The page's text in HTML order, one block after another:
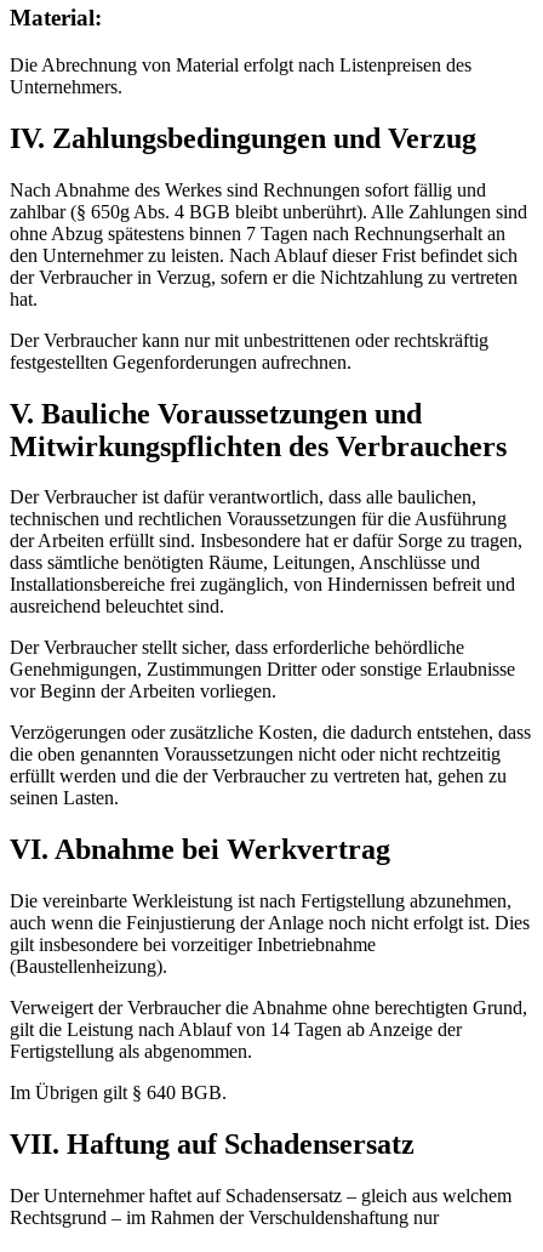
Material:
Die Abrechnung von Material erfolgt nach Listenpreisen des
Unternehmers.
IV. Zahlungsbedingungen und Verzug
Nach Abnahme des Werkes sind Rechnungen sofort fällig und
zahlbar (§ 650g Abs. 4 BGB bleibt unberührt). Alle Zahlungen sind
ohne Abzug spätestens binnen 7 Tagen nach Rechnungserhalt an
den Unternehmer zu leisten. Nach Ablauf dieser Frist befindet sich
der Verbraucher in Verzug, sofern er die Nichtzahlung zu vertreten
hat.
Der Verbraucher kann nur mit unbestrittenen oder rechtskräftig
festgestellten Gegenforderungen aufrechnen.
V. Bauliche Voraussetzungen und
Mitwirkungspflichten des Verbrauchers
Der Verbraucher ist dafür verantwortlich, dass alle baulichen,
technischen und rechtlichen Voraussetzungen für die Ausführung
der Arbeiten erfüllt sind. Insbesondere hat er dafür Sorge zu tragen,
dass sämtliche benötigten Räume, Leitungen, Anschlüsse und
Installationsbereiche frei zugänglich, von Hindernissen befreit und
ausreichend beleuchtet sind.
Der Verbraucher stellt sicher, dass erforderliche behördliche
Genehmigungen, Zustimmungen Dritter oder sonstige Erlaubnisse
vor Beginn der Arbeiten vorliegen.
Verzögerungen oder zusätzliche Kosten, die dadurch entstehen, dass
die oben genannten Voraussetzungen nicht oder nicht rechtzeitig
erfüllt werden und die der Verbraucher zu vertreten hat, gehen zu
seinen Lasten.
VI. Abnahme bei Werkvertrag
Die vereinbarte Werkleistung ist nach Fertigstellung abzunehmen,
auch wenn die Feinjustierung der Anlage noch nicht erfolgt ist. Dies
gilt insbesondere bei vorzeitiger Inbetriebnahme
(Baustellenheizung).
Verweigert der Verbraucher die Abnahme ohne berechtigten Grund,
gilt die Leistung nach Ablauf von 14 Tagen ab Anzeige der
Fertigstellung als abgenommen.
Im Übrigen gilt § 640 BGB.
VII. Haftung auf Schadensersatz
Der Unternehmer haftet auf Schadensersatz – gleich aus welchem
Rechtsgrund – im Rahmen der Verschuldenshaftung nur